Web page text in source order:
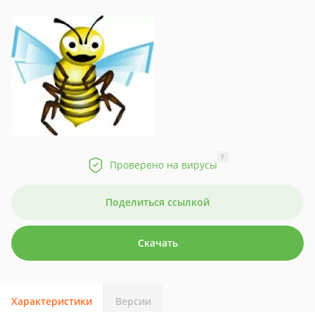
Проверено на вирусы
?
Поделиться ссылкой
Скачать
Характеристики Версии